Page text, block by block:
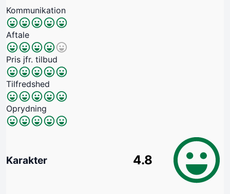
Kommunikation
Aftale
Pris jfr. tilbud
Tilfredshed
Oprydning
Karakter 4.8